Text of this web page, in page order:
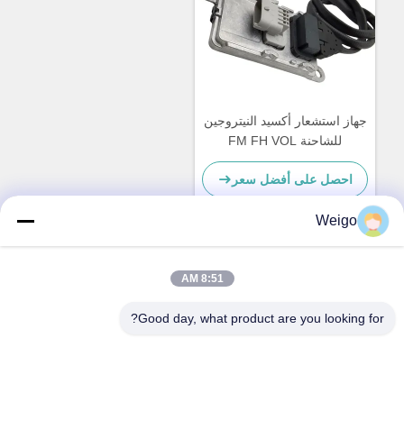
جهاز استشعار أكسيد النيتروجين
للشاحنة FM FH VOL
5WK97368 22827991 24V
12 شهر ضمان
احصل على أفضل سعر
عنوان
Weigo
8:51 AM
Good day, what product are you looking for?